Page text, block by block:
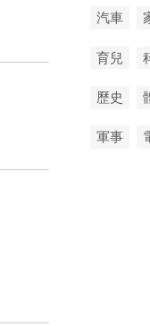
汽車
育兒
歷史
軍事